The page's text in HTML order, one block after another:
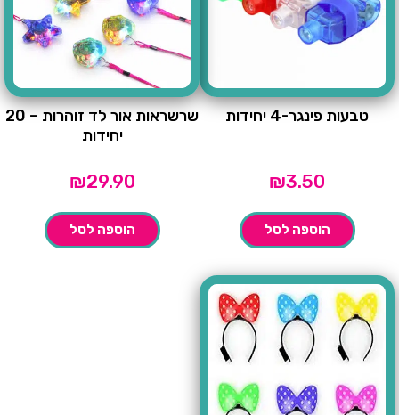
טבעות פינגר-4 יחידות
₪3.50
הוספה לסל
שרשראות אור לד זוהרות – 20
יחידות
₪29.90
הוספה לסל